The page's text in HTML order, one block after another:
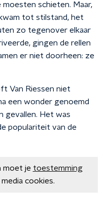
schieten. Maar,
tot stilstand, het
zo tegenover elkaar
gingen de rellen
er niet doorheen: ze
Van Riessen niet
een wonder genoemd
gevallen. Het was
populariteit van de
moet je toestemming
cookies.